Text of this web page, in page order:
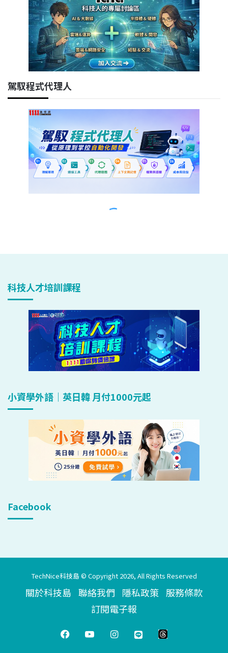
科技人才培訓課程
小資學外語｜英日韓 月付1000元起
Facebook
TechNice科技島 © Copyright 2026, All Rights Reserved
關於科技島 聯絡我們 隱私政策 服務條款
訂閱電子報